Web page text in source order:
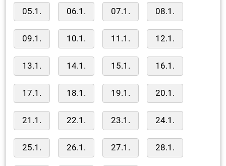
05.1. 06.1. 07.1. 08.1.
09.1. 10.1. 11.1. 12.1.
13.1. 14.1. 15.1. 16.1.
17.1. 18.1. 19.1. 20.1.
21.1. 22.1. 23.1. 24.1.
25.1. 26.1. 27.1. 28.1.